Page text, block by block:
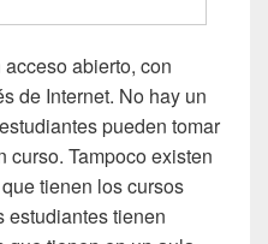
abierto, con
de Internet. No hay un
pueden tomar
curso. Tampoco existen
tienen los cursos
estudiantes tienen